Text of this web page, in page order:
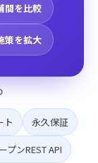
間を比較
策を拡大
ト 永久保証
プンREST API